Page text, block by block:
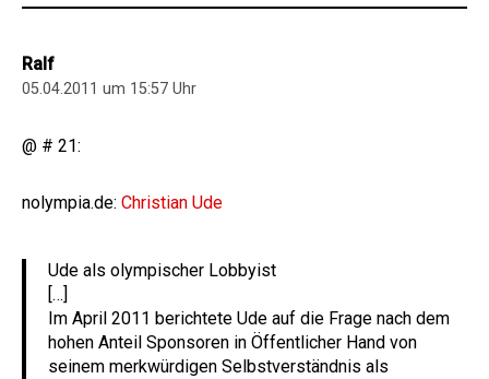
Ralf
05.04.2011 um 15:57 Uhr
@ # 21:
nolympia.de: Christian Ude
Ude als olympischer Lobbyist
[…]
Im April 2011 berichtete Ude auf die Frage nach dem
hohen Anteil Sponsoren in Öffentlicher Hand von
seinem merkwürdigen Selbstverständnis als